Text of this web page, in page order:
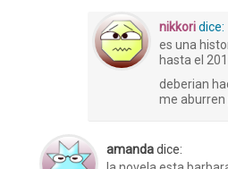
nikkoridice:
es una
hasta el
deberian
me aburren
amandadice: